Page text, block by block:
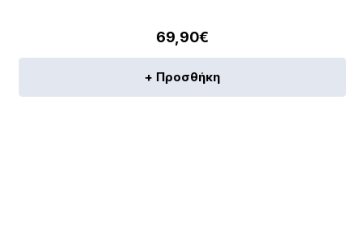
69,90€
+ Προσθήκη